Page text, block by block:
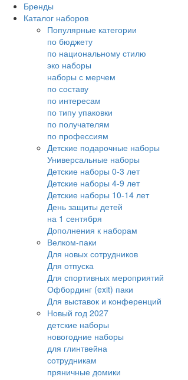
Бренды
Каталог наборов
Популярные категории
по бюджету
по национальному стилю
эко наборы
наборы с мерчем
по составу
по интересам
по типу упаковки
по получателям
по профессиям
Детские подарочные наборы
Универсальные наборы
Детские наборы 0-3 лет
Детские наборы 4-9 лет
Детские наборы 10-14 лет
День защиты детей
на 1 сентября
Дополнения к наборам
Велком-паки
Для новых сотрудников
Для отпуска
Для спортивных мероприятий
Офбординг (exit) паки
Для выставок и конференций
Новый год 2027
детские наборы
новогодние наборы
для глинтвейна
сотрудникам
пряничные домики